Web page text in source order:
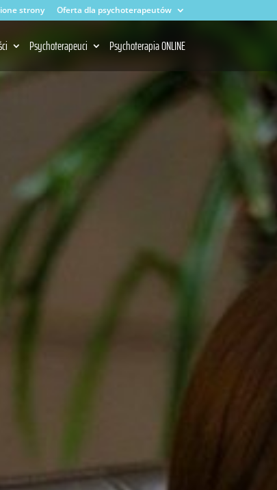
strony Oferta dla psychoterapeutów
Psychoterapeuci Psychoterapia ONLINE